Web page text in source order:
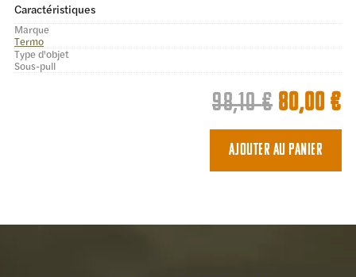
Caractéristiques
Marque
Termo
Type d'objet
Sous-pull
98,10€ Le
prix
initial
était :
80,00€
Ajouter au panier